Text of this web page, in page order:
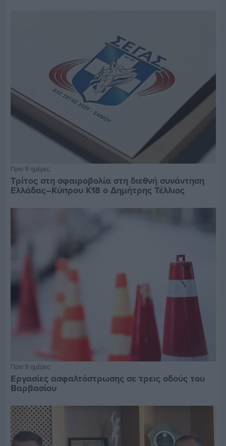
Πριν 9 ημέρες
Τρίτος στη σφαιροβολία στη διεθνή συνάντηση
Ελλάδας–Κύπρου Κ18 ο Δημήτρης Τέλλιος
Πριν 9 ημέρες
Εργασίες ασφαλτόστρωσης σε τρεις οδούς του
Βαρβασίου